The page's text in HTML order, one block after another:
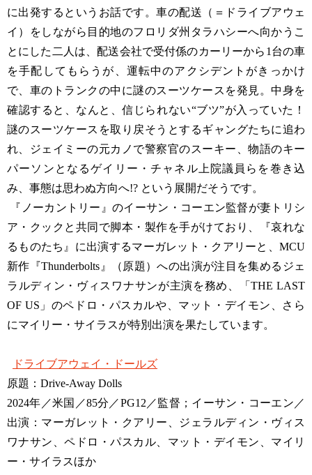
に出発するというお話です。車の配送（＝ドライブアウェ
イ）をしながら目的地のフロリダ州タラハシーへ向かうこ
とにした二人は、配送会社で受付係のカーリーから1台の車
を手配してもらうが、運転中のアクシデントがきっかけ
で、車のトランクの中に謎のスーツケースを発見。中身を
確認すると、なんと、信じられない“ブツ”が入っていた！
謎のスーツケースを取り戻そうとするギャングたちに追わ
れ、ジェイミーの元カノで警察官のスーキー、物語のキー
パーソンとなるゲイリー・チャネル上院議員らを巻き込
み、事態は思わぬ方向へ!? という展開だそうです。
『ノーカントリー』のイーサン・コーエン監督が妻トリシ
ア・クックと共同で脚本・製作を手がけており、『哀れな
るものたち』に出演するマーガレット・クアリーと、MCU
新作『Thunderbolts』（原題）への出演が注目を集めるジェ
ラルディン・ヴィスワナサンが主演を務め、「THE LAST
OF US」のペドロ・パスカルや、マット・デイモン、さら
にマイリー・サイラスが特別出演を果たしています。
ドライブアウェイ・ドールズ
原題：Drive-Away Dolls
2024年／米国／85分／PG12／監督；イーサン・コーエン／
出演：マーガレット・クアリー、ジェラルディン・ヴィス
ワナサン、ペドロ・パスカル、マット・デイモン、マイリ
ー・サイラスほか